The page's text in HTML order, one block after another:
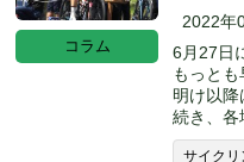
コラム
2022年
6月27日
もっと
明け以
続き、各
サイクリ